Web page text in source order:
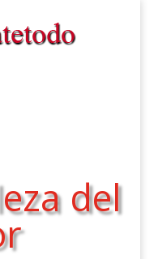
del